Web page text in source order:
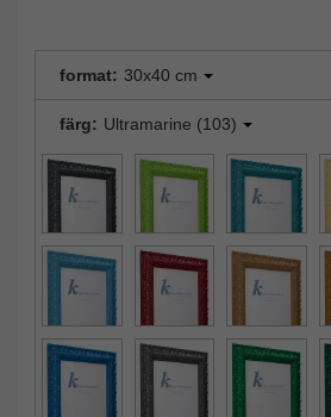
format: 30x40 cm
färg: Ultramarine (103)